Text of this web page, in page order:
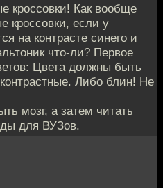
кроссовки! Как вообще
кроссовки, если у
на контрасте синего и
что-ли? Первое
Цвета должны быть
Либо блин! Не
мозг, а затем читать
для ВУЗов.